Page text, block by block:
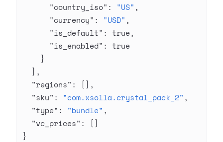
      "country_iso"
: "US" ,
      "currency"
: "USD" ,
      "is_default"
: true,
      "is_enabled"
: true
    }
  ],
  "regions"
: [],
  "sku"
: "com.xsolla.crystal_pack_2" ,
  "type"
: "bundle" ,
  "vc_prices"
: []
}